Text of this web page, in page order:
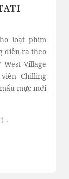
loạt phim
diễn ra theo
Village
Chilling
mực mới